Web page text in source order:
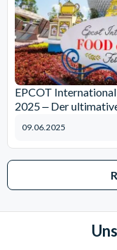
EPCOT
2025 ‒ Der
09.06.2025